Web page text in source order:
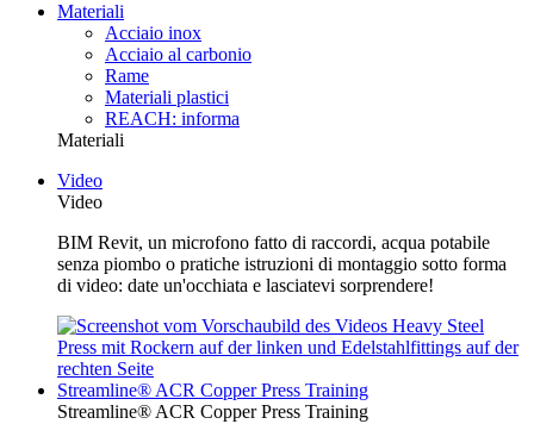
Materiali
Acciaio inox
Acciaio al carbonio
Rame
Materiali plastici
REACH: informa
Materiali
Video
Video
BIM Revit, un microfono fatto di raccordi, acqua potabile
senza piombo o pratiche istruzioni di montaggio sotto forma
di video: date un'occhiata e lasciatevi sorprendere!
Streamline® ACR Copper Press Training
Streamline® ACR Copper Press Training